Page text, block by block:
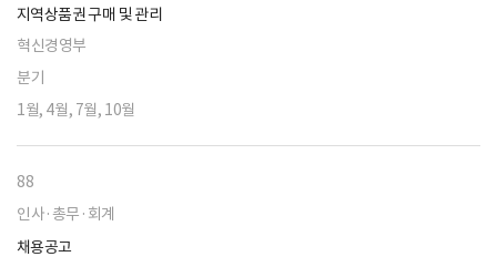
지역상품권 구매 및 관리
혁신경영부
분기
1월, 4월, 7월, 10월
88
인사·총무·회계
채용공고